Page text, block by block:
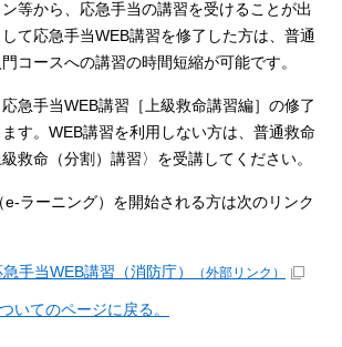
等から、応急手当の講習を受けることが出
して応急手当WEB講習を修了した方は、普通
コースへの講習の時間短縮が可能です。
急手当WEB講習［上級救命講習編］の修了
す。WEB講習を利用しない方は、普通救命
救命（分割）講習〉を受講してください。
e-ラーニング）を開始される方は次のリンク
手当WEB講習（消防庁） （外部リンク）
いてのページに戻る。